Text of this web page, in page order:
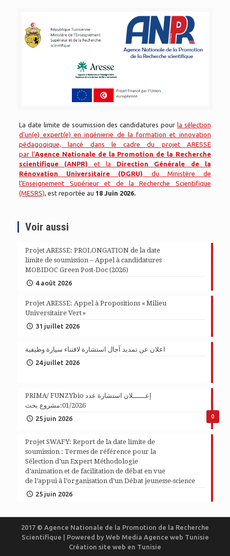
La date limite de soumission des candidatures pour la sélection
d’un(e) expert(e) en ingénierie de la formation et innovation
pédagogique, lancé dans le cadre du projet ARESSE
par l’Agence Nationale de la Promotion de la Recherche
scientifique (ANPR)
et la Direction Générale de la
Rénovation Universitaire (DGRU)
du Ministère de
l’Enseignement Supérieur et de la Recherche Scientifique
(MESRS), est reportée au18 Juin 2026.
Voir aussi
Projet ARESSE: PROLONGATION de la date
limite de soumission – Appel à candidatures
MOBIDOC Green Post-Doc (2026)
4 août 2026
Projet ARESSE: Appel à Propositions « Milieu
Universitaire Vert »
31 juillet 2026
اعلان عن تمديد آجال استشارة لاقتناء سيارة وظيفية
24 juillet 2026
0
PRIMA/ FUNZYbio إعــــــلان استشارة عدد
01/2026:مشروع بحث
25 juin 2026
Projet SWAFY: Report de la date limite de
soumission : Termes de référence pour la
Sélection d’un Expert Méthodologie
d’animation et de facilitation de débat en vue
de l’appui à l’organisation d’un Débat jeunesse-science
25 juin 2026
2017 © Agence Nationale de la Promotion de la Recherche
Scientifique | Powered by Web Media Agence web Tunisie
Création site web en Tunisie